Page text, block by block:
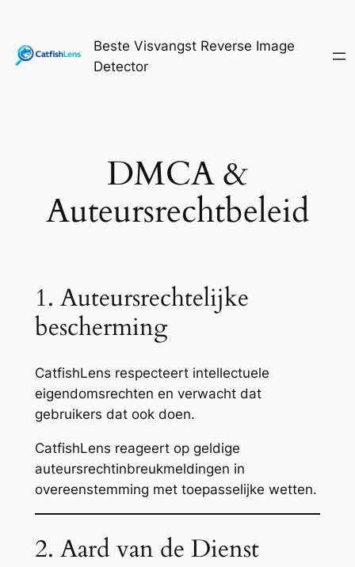
de
Beste Visvangst Reverse Image
Detector
DMCA &
Auteursrechtbeleid
1. Auteursrechtelijke
bescherming
CatfishLens respecteert intellectuele
eigendomsrechten en verwacht dat
gebruikers dat ook doen.
CatfishLens reageert op geldige
auteursrechtinbreukmeldingen in
overeenstemming met toepasselijke wetten.
2. Aard van de Dienst